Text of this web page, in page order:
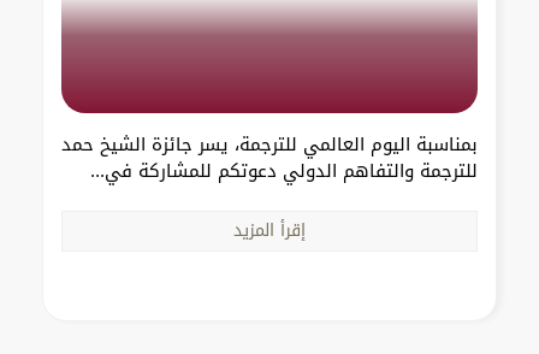
بمناسبة اليوم العالمي للترجمة، يسر جائزة الشيخ حمد
للترجمة والتفاهم الدولي دعوتكم للمشاركة في...
إقرأ المزيد